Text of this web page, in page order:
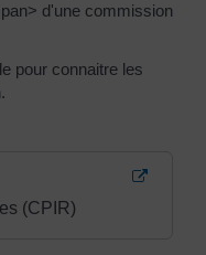
d'une commission
pour connaitre les
(CPIR)